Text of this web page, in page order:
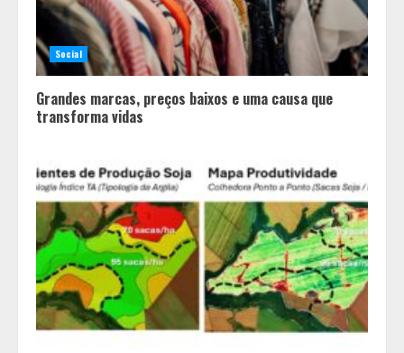
Social
Grandes marcas, preços baixos e uma causa que
transforma vidas